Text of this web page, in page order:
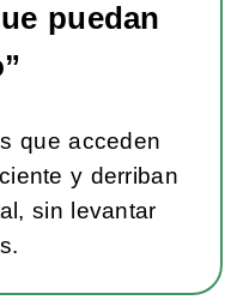
puedan
”
que acceden
y derriban
sin levantar